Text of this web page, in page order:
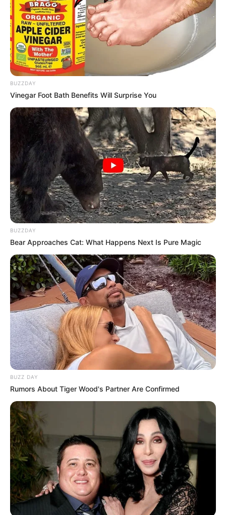
BUZZDAY
Vinegar Foot Bath Benefits Will Surprise You
BUZZDAY
Bear Approaches Cat: What Happens Next Is Pure Magic
BUZZ DAY
Rumors About Tiger Wood's Partner Are Confirmed